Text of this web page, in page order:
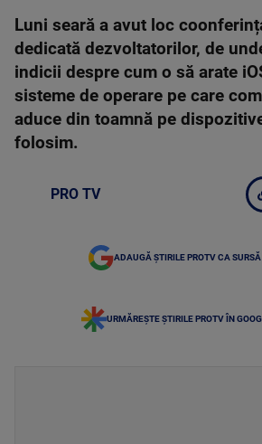
Luni seară a avut loc
dedicată dezvoltatorilor, de
indicii despre cum o să arate
sisteme de operare pe care
aduce din toamnă pe
folosim.
PRO TV
ADAUGĂ ȘTIRILE PROTV CA SURSĂ
URMĂREȘTE ȘTIRILE PROTV ÎN